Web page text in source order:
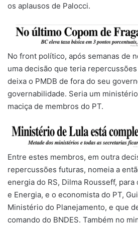
os aplausos de Palocci.
No front político, após semanas de
uma decisão que teria
deixa o PMDB de fora do seu
governabilidade. Seria um
maciça de membros do PT.
Entre estes membros, em outra
repercussões futuras, nomeia a
energia do RS, Dilma Rousseff,
e Energia, e o economista do PT,
Ministério do Planejamento, e que
comando do BNDES. Também no